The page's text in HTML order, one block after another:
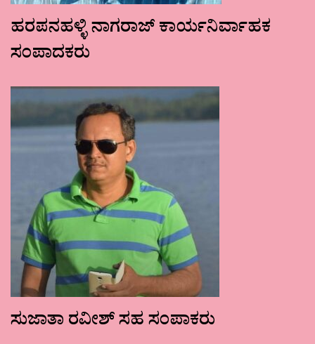
ಹರಪನಹಳ್ಳಿ ನಾಗರಾಜ್ ಕಾರ್ಯನಿರ್ವಾಹಕ
ಸಂಪಾದಕರು
ಸುಜಾತಾ ರವೀಶ್ ಸಹ ಸಂಪಾಕರು